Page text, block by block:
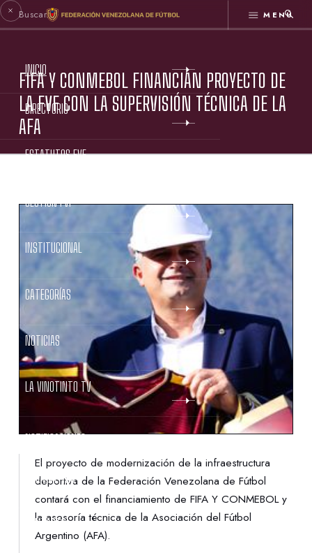
MENÚ
INICIO
DIRECTORIO
ESTATUTOS FVF
GESTIÓN FVF
INSTITUCIONAL
CATEGORÍAS
NOTICIAS
LA VINOTINTO TV
NOTIFICACIONES
NORMATIVAS
CONTACTO
FIFA Y CONMEBOL FINANCIAN PROYECTO DE
LA FVF CON LA SUPERVISIÓN TÉCNICA DE LA
AFA
El proyecto de modernización de la infraestructura
deportiva de la Federación Venezolana de Fútbol
contará con el financiamiento de FIFA Y CONMEBOL y
la asesoría técnica de la Asociación del Fútbol
Argentino (AFA).